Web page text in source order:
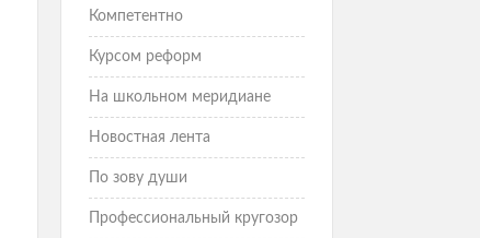
Компетентно
Курсом реформ
На школьном меридиане
Новостная лента
По зову души
Профессиональный кругозор